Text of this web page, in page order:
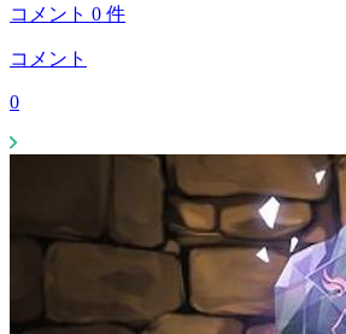
コメント 0 件
コメント
0